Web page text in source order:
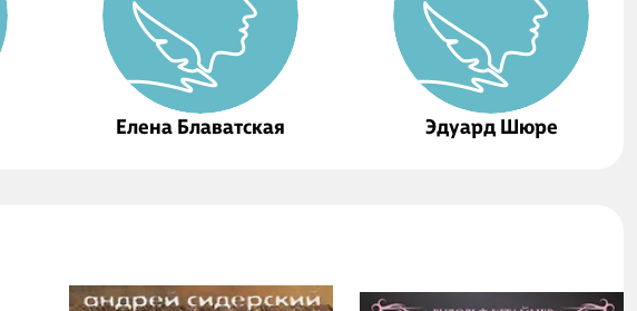
Елена Блаватская Эдуард Шюре